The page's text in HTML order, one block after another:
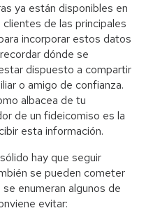
ya están disponibles en
de las principales
incorporar estos datos
dónde se
dispuesto a compartir
o amigo de confianza.
albacea de tu
de un fideicomiso es la
esta información.
hay que seguir
se pueden cometer
enumeran algunos de
evitar: